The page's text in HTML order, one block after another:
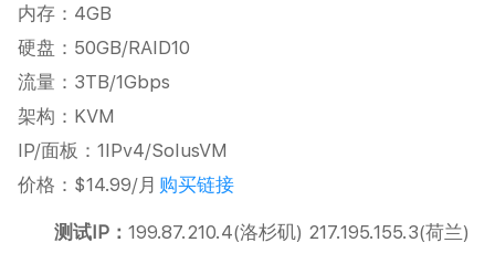
内存：4GB
硬盘：50GB/RAID10
流量：3TB/1Gbps
架构：KVM
IP/面板：1IPv4/SolusVM
价格：$14.99/月 购买链接
测试IP： 199.87.210.4(洛杉矶) 217.195.155.3(荷兰)